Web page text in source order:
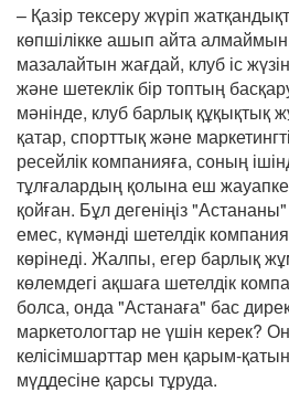
– Қазір тексеру жүріп
көпшілікке ашып айта алмаймын.
мазалайтын жағдай, клуб іс
және шетеклік бір топтың
мәнінде, клуб барлық
қатар, спорттық және
ресейлік компанияға, соның
тұлғалардың қолына еш
қойған. Бұл дегеніңіз
емес, күмәнді шетелдік
көрінеді. Жалпы, егер барлық
көлемдегі ақшаға шетелдік
болса, онда "Астанаға" бас
маркетологтар не үшін керек?
келісімшарттар мен қарым-
мүддесіне қарсы тұруда.